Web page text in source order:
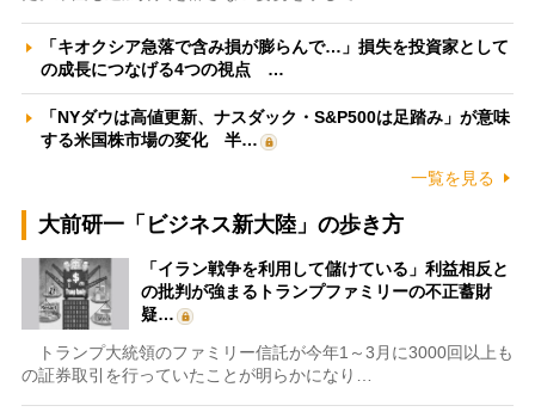
「キオクシア急落で含み損が膨らんで…」損失を投資家として
の成長につなげる4つの視点 …
「NYダウは高値更新、ナスダック・S&P500は足踏み」が意味
する米国株市場の変化 半…
一覧を見る
大前研一「ビジネス新大陸」の歩き方
「イラン戦争を利用して儲けている」利益相反と
の批判が強まるトランプファミリーの不正蓄財
疑…
トランプ大統領のファミリー信託が今年1～3月に3000回以上も
の証券取引を行っていたことが明らかになり…